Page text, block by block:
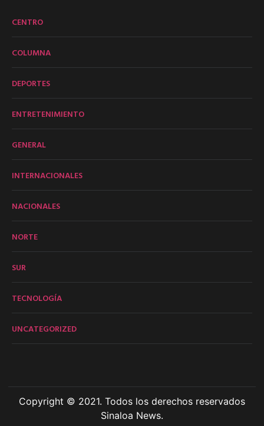
CENTRO
COLUMNA
DEPORTES
ENTRETENIMIENTO
GENERAL
INTERNACIONALES
NACIONALES
NORTE
SUR
TECNOLOGÍA
UNCATEGORIZED
Copyright © 2021. Todos los derechos reservados
Sinaloa News.